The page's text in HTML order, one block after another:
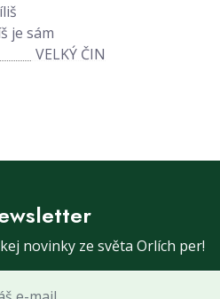
je sám
VELKÝ ČIN
novinky ze světa Orlích per!